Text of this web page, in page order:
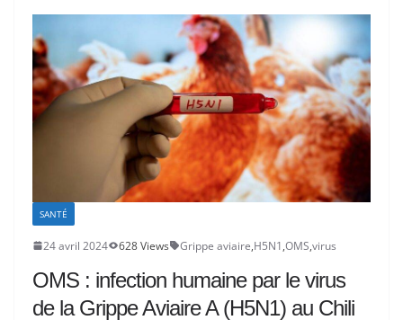
SANTÉ
24 avril 2024 628 Views Grippe aviaire,H5N1,OMS,virus
OMS : infection humaine par le virus
de la Grippe Aviaire A (H5N1) au Chili